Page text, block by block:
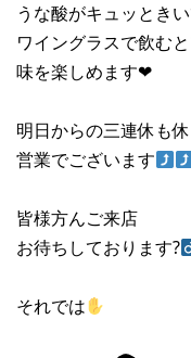
うな酸がキュッときい
ワイングラスで飲む
味を楽しめます❤︎
明日からの三連休も
営業でございます
皆様方んご来店
お待ちしております?‍
それでは